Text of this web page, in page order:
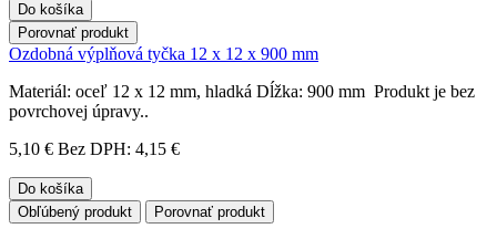
Do košíka
Porovnať produkt
Ozdobná výplňová tyčka 12 x 12 x 900 mm
Materiál: oceľ 12 x 12 mm, hladká Dĺžka: 900 mm Produkt je bez
povrchovej úpravy..
5,10 € Bez DPH: 4,15 €
Do košíka
Obľúbený produkt
Porovnať produkt